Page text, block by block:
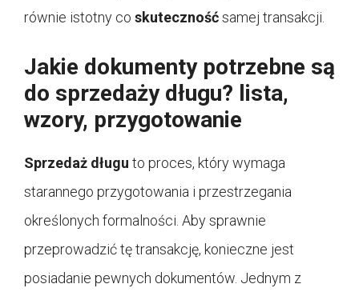
równie istotny co skutecznośćsamej transakcji.
Jakie dokumenty potrzebne są
do sprzedaży długu? lista,
wzory, przygotowanie
Sprzedaż długu to proces, który wymaga
starannego przygotowania i przestrzegania
określonych formalności. Aby sprawnie
przeprowadzić tę transakcję, konieczne jest
posiadanie pewnych dokumentów. Jednym z